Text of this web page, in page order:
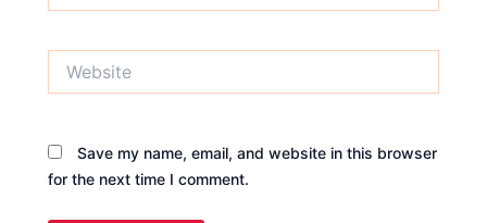
Save my name, email, and website in this browser
for the next time I comment.